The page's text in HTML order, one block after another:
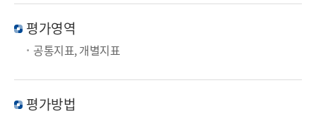
평가영역
공통지표, 개별지표
평가방법